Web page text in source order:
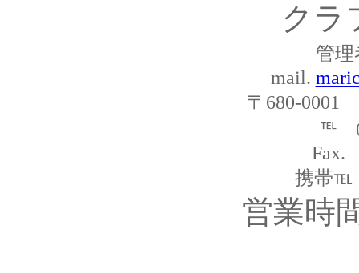
クラ
管
mail.
〒680-0001
℡
Fax.
携帯℡
営業時